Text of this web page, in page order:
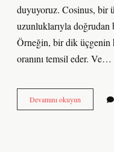
duyuyoruz. Cosinus, bir
uzunluklarıyla doğrudan
Örneğin, bir dik üçgenin
oranını temsil eder. Ve…
Devamını okuyun
60